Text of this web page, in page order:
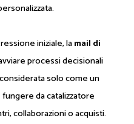
iniziale, lamail di
processi decisionali
solo come un
da catalizzatore
collaborazioni o acquisti.